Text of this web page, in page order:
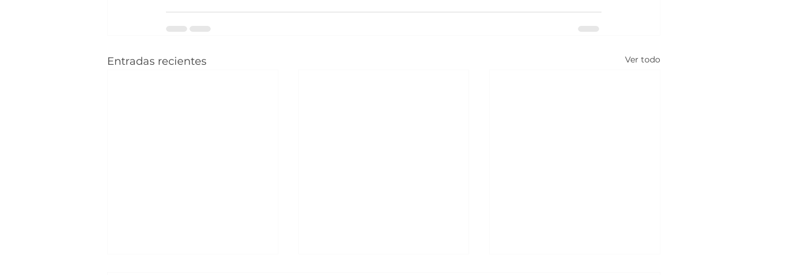
Entradas recientes Ver todo